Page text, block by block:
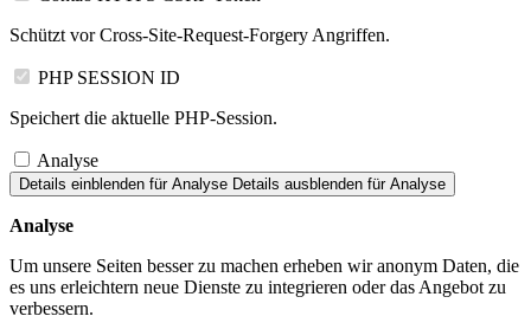
Schützt vor Cross-Site-Request-Forgery Angriffen.
PHP SESSION ID
Speichert die aktuelle PHP-Session.
Analyse
Details einblenden für Analyse Details ausblenden für Analyse
Analyse
Um unsere Seiten besser zu machen erheben wir anonym Daten, die
es uns erleichtern neue Dienste zu integrieren oder das Angebot zu
verbessern.